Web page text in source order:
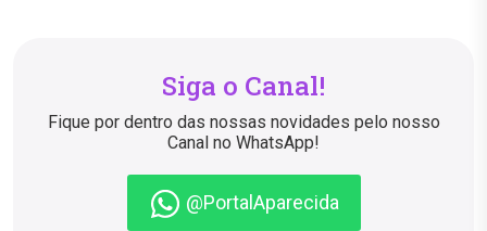
Siga o Canal!
Fique por dentro das nossas novidades pelo nosso
Canal no WhatsApp!
@PortalAparecida